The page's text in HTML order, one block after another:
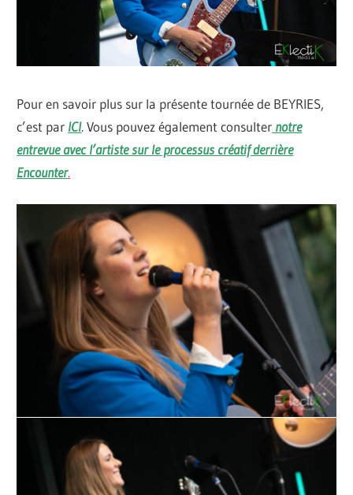
Pour en savoir plus sur la présente tournée de BEYRIES,
c’est par ICI. Vous pouvez également consulter notre
entrevue avec l’artiste sur le processus créatif derrière
Encounter.